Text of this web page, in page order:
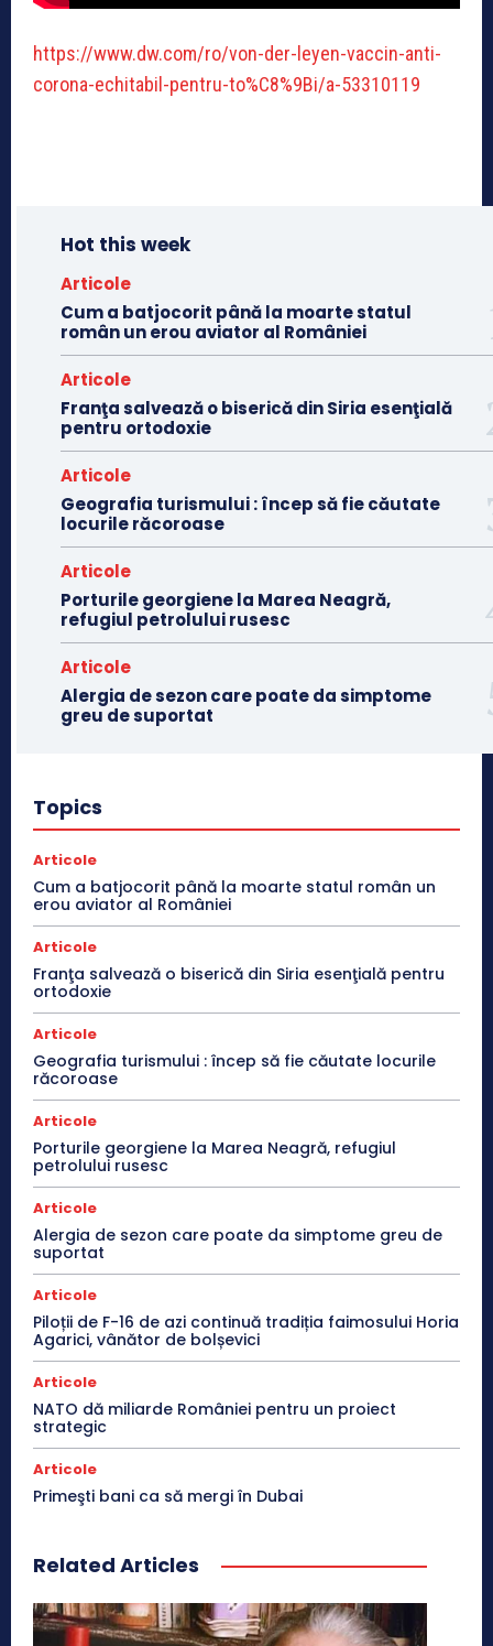
https://www.dw.com/ro/von-der-leyen-vaccin-anti-
corona-echitabil-pentru-to%C8%9Bi/a-53310119
Hot this week
Articole
Cum a batjocorit până la moarte statul
român un erou aviator al României
Articole
Franţa salvează o biserică din Siria esenţială
pentru ortodoxie
Articole
Geografia turismului : încep să fie căutate
locurile răcoroase
Articole
Porturile georgiene la Marea Neagră,
refugiul petrolului rusesc
Articole
Alergia de sezon care poate da simptome
greu de suportat
Topics
Articole
Cum a batjocorit până la moarte statul român un
erou aviator al României
Articole
Franţa salvează o biserică din Siria esenţială pentru
ortodoxie
Articole
Geografia turismului : încep să fie căutate locurile
răcoroase
Articole
Porturile georgiene la Marea Neagră, refugiul
petrolului rusesc
Articole
Alergia de sezon care poate da simptome greu de
suportat
Articole
Piloții de F-16 de azi continuă tradiția faimosului Horia
Agarici, vânător de bolșevici
Articole
NATO dă miliarde României pentru un proiect
strategic
Articole
Primeşti bani ca să mergi în Dubai
Related Articles